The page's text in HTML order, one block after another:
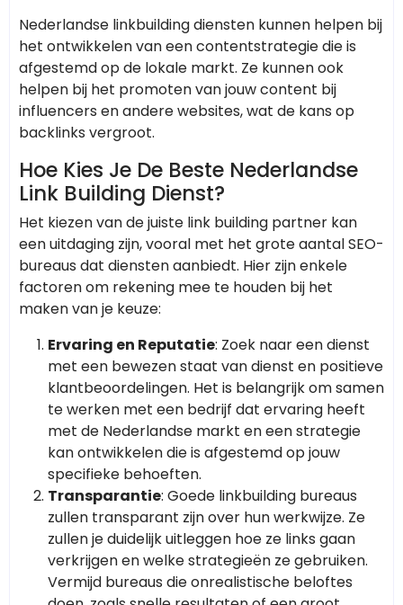
Nederlandse linkbuilding diensten kunnen helpen bij
het ontwikkelen van een contentstrategie die is
afgestemd op de lokale markt. Ze kunnen ook
helpen bij het promoten van jouw content bij
influencers en andere websites, wat de kans op
backlinks vergroot.
Hoe Kies Je De Beste Nederlandse
Link Building Dienst?
Het kiezen van de juiste link building partner kan
een uitdaging zijn, vooral met het grote aantal SEO-
bureaus dat diensten aanbiedt. Hier zijn enkele
factoren om rekening mee te houden bij het
maken van je keuze:
Ervaring en Reputatie: Zoek naar een dienst
met een bewezen staat van dienst en positieve
klantbeoordelingen. Het is belangrijk om samen
te werken met een bedrijf dat ervaring heeft
met de Nederlandse markt en een strategie
kan ontwikkelen die is afgestemd op jouw
specifieke behoeften.
Transparantie: Goede linkbuilding bureaus
zullen transparant zijn over hun werkwijze. Ze
zullen je duidelijk uitleggen hoe ze links gaan
verkrijgen en welke strategieën ze gebruiken.
Vermijd bureaus die onrealistische beloftes